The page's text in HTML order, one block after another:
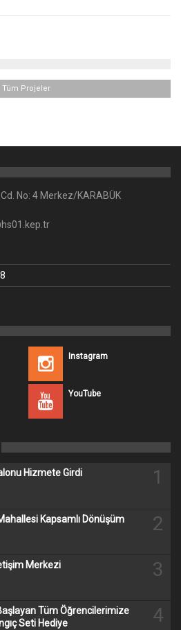
Tüm Projeler
No: 4 Merkez/KARABÜK
Instagram
YouTube
Hizmete Girdi 1
Kapsamlı Dönüşüm 2
Merkezi 3
Tüm Öğrencilerimize
Seti Hediye
4